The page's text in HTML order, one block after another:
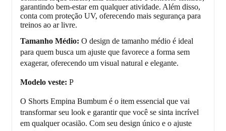
garantindo bem-estar em qualquer atividade. Além disso,
conta com proteção UV, oferecendo mais segurança para
treinos ao ar livre.
Tamanho Médio: O design de tamanho médio é ideal
para quem busca um ajuste que favorece a forma sem
exagerar, oferecendo um visual natural e elegante.
Modelo veste: P
O Shorts Empina Bumbum é o item essencial que vai
transformar seu look e garantir que você se sinta incrível
em qualquer ocasião. Com seu design único e o ajuste